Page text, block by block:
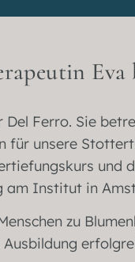
Ferro. Sie
für unsere
und
Institut in
zu